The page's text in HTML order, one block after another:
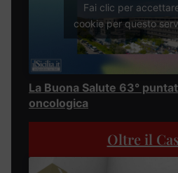
Fai clic per
cookie per questo
La Buona Salute 63°
oncologica
Oltre il